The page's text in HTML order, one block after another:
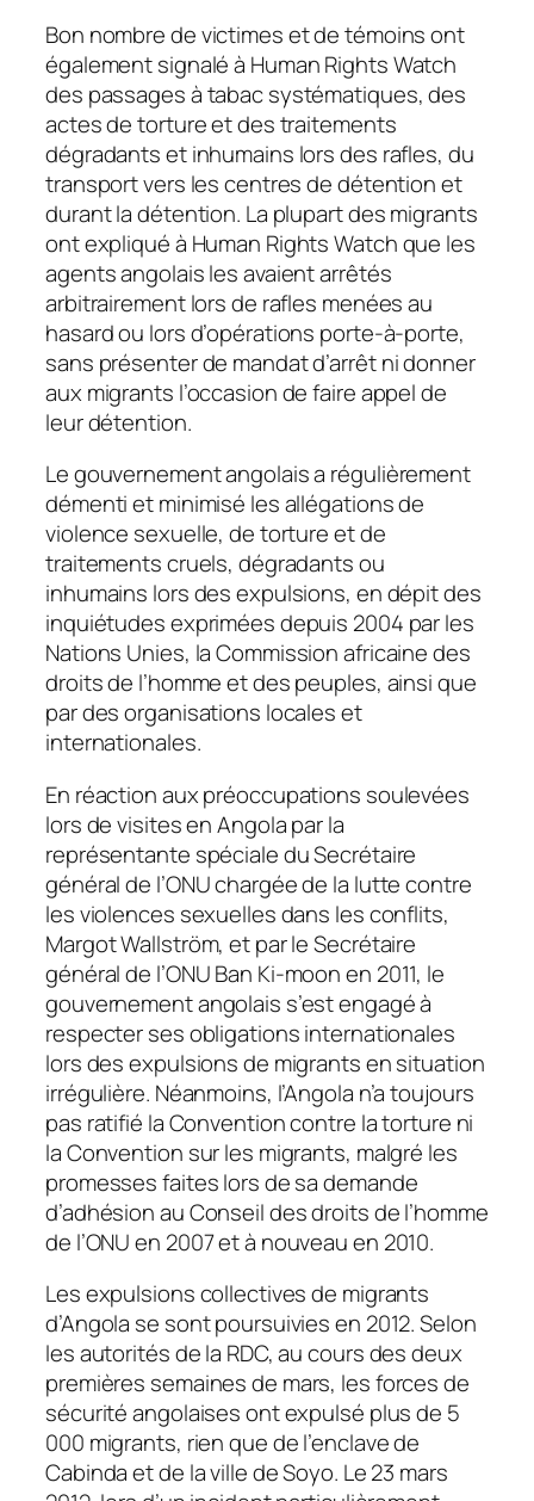
Bon nombre de victimes et de témoins ont
également signalé à Human Rights Watch
des passages à tabac systématiques, des
actes de torture et des traitements
dégradants et inhumains lors des rafles, du
transport vers les centres de détention et
durant la détention. La plupart des migrants
ont expliqué à Human Rights Watch que les
agents angolais les avaient arrêtés
arbitrairement lors de rafles menées au
hasard ou lors d’opérations porte-à-porte,
sans présenter de mandat d’arrêt ni donner
aux migrants l’occasion de faire appel de
leur détention.
Le gouvernement angolais a régulièrement
démenti et minimisé les allégations de
violence sexuelle, de torture et de
traitements cruels, dégradants ou
inhumains lors des expulsions, en dépit des
inquiétudes exprimées depuis 2004 par les
Nations Unies, la Commission africaine des
droits de l’homme et des peuples, ainsi que
par des organisations locales et
internationales.
En réaction aux préoccupations soulevées
lors de visites en Angola par la
représentante spéciale du Secrétaire
général de l’ONU chargée de la lutte contre
les violences sexuelles dans les conflits,
Margot Wallström, et par le Secrétaire
général de l’ONU Ban Ki-moon en 2011, le
gouvernement angolais s’est engagé à
respecter ses obligations internationales
lors des expulsions de migrants en situation
irrégulière. Néanmoins, l’Angola n’a toujours
pas ratifié la Convention contre la torture ni
la Convention sur les migrants, malgré les
promesses faites lors de sa demande
d’adhésion au Conseil des droits de l’homme
de l’ONU en 2007 et à nouveau en 2010.
Les expulsions collectives de migrants
d’Angola se sont poursuivies en 2012. Selon
les autorités de la RDC, au cours des deux
premières semaines de mars, les forces de
sécurité angolaises ont expulsé plus de 5
000 migrants, rien que de l’enclave de
Cabinda et de la ville de Soyo. Le 23 mars